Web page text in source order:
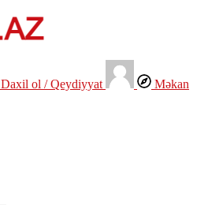
Daxil ol / Qeydiyyat Məkan